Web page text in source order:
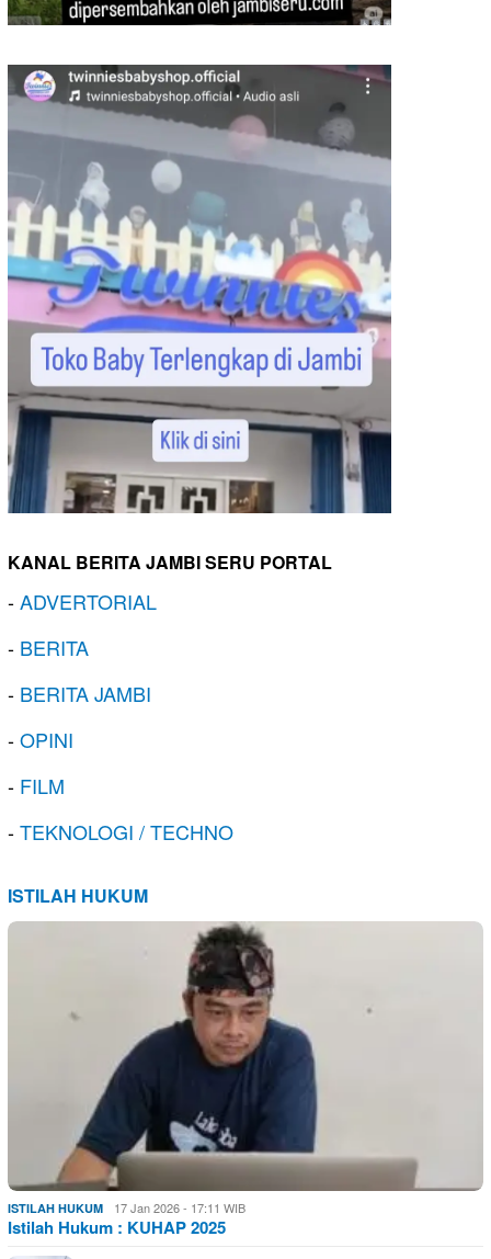
KANAL BERITA JAMBI SERU PORTAL
-ADVERTORIAL
- BERITA
- BERITA JAMBI
-OPINI
- FILM
-TEKNOLOGI / TECHNO
ISTILAH HUKUM
ISTILAH HUKUM 17 Jan 2026 - 17:11 WIB
Istilah Hukum : KUHAP 2025